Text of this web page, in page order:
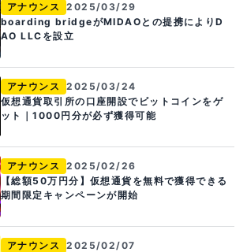
アナウンス
2025/03/29
boarding bridgeがMIDAOとの提携によりD
AO LLCを設立
アナウンス
2025/03/24
仮想通貨取引所の口座開設でビットコインをゲ
ット｜1000円分が必ず獲得可能
アナウンス
2025/02/26
【総額50万円分】仮想通貨を無料で獲得できる
期間限定キャンペーンが開始
アナウンス
2025/02/07